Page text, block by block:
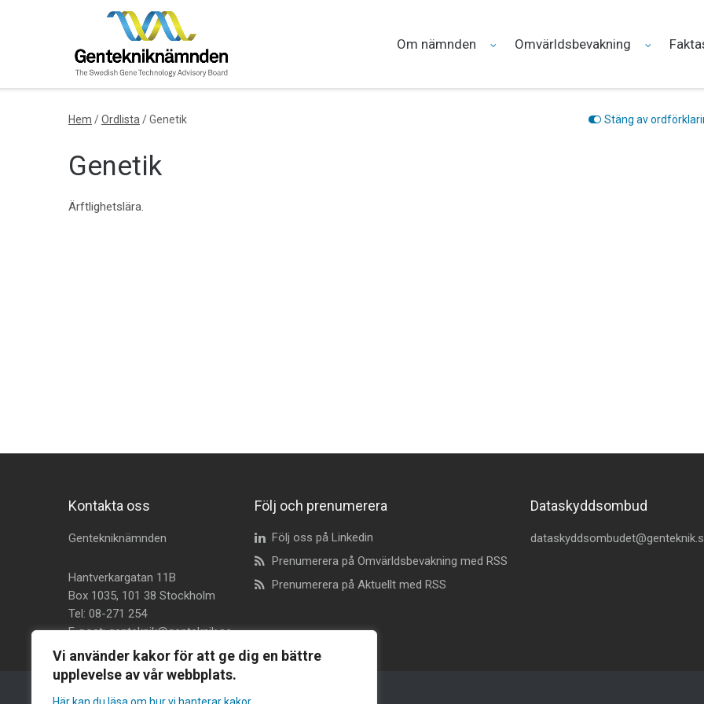
Vi använder kakor för att ge dig en bättre
upplevelse av vår webbplats.
Om nämnden Omvärldsbevakning
Hem /Ordlista /Genetik Stäng av
Genetik
Ärftlighetslära.
Kontakta oss
Gentekniknämnden
Hantverkargatan 11B
Box 1035, 101 38 Stockholm
Tel: 08-271 254
E-post:genteknik@genteknik.se
Följ och prenumerera
Följ oss på Linkedin
Prenumerera på Omvärldsbevakning med RSS
Prenumerera på Aktuellt med RSS
Dataskyddsombud